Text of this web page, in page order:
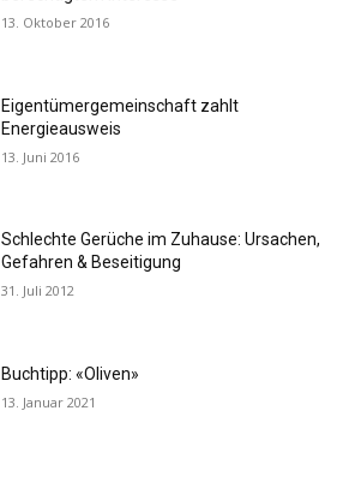
13. Oktober 2016
Eigentümergemeinschaft zahlt
Energieausweis
13. Juni 2016
Schlechte Gerüche im Zuhause: Ursachen,
Gefahren & Beseitigung
31. Juli 2012
Buchtipp: «Oliven»
13. Januar 2021